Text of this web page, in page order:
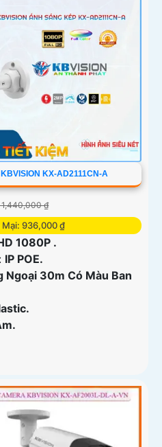
KX-AD2111CN-A
1,440,000 ₫
Mại: 936,000 ₫
1080P .
IP POE.
Ngoại 30m Có Màu Ban